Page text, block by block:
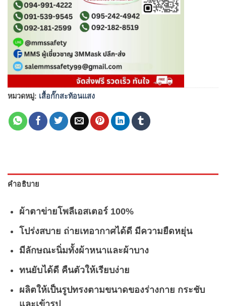
หมวดหมู่: เสื้อกั๊กสะท้อนแสง
คำอธิบาย
ผ้าตาข่ายโพลีเอสเตอร์ 100%
โปร่งสบาย ถ่ายเทอากาศได้ดี มีความยืดหยุ่น
มีลักษณะนิ่มทั้งผ้าหนาและผ้าบาง
ทนยับได้ดี คืนตัวให้เรียบง่าย
ผลิตให้เป็นรูปทรงตามขนาดของร่างกาย กระชับ
และเข้ารูป